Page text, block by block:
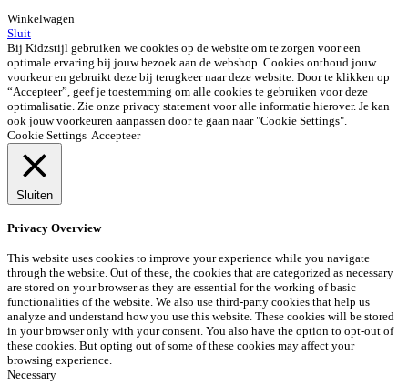
Winkelwagen
Sluit
Bij Kidzstijl gebruiken we cookies op de website om te zorgen voor een
optimale ervaring bij jouw bezoek aan de webshop. Cookies onthoud jouw
voorkeur en gebruikt deze bij terugkeer naar deze website. Door te klikken op
“Accepteer”, geef je toestemming om alle cookies te gebruiken voor deze
optimalisatie. Zie onze privacy statement voor alle informatie hierover. Je kan
ook jouw voorkeuren aanpassen door te gaan naar "Cookie Settings".
Cookie Settings Accepteer
Sluiten
Privacy Overview
This website uses cookies to improve your experience while you navigate
through the website. Out of these, the cookies that are categorized as necessary
are stored on your browser as they are essential for the working of basic
functionalities of the website. We also use third-party cookies that help us
analyze and understand how you use this website. These cookies will be stored
in your browser only with your consent. You also have the option to opt-out of
these cookies. But opting out of some of these cookies may affect your
browsing experience.
Necessary